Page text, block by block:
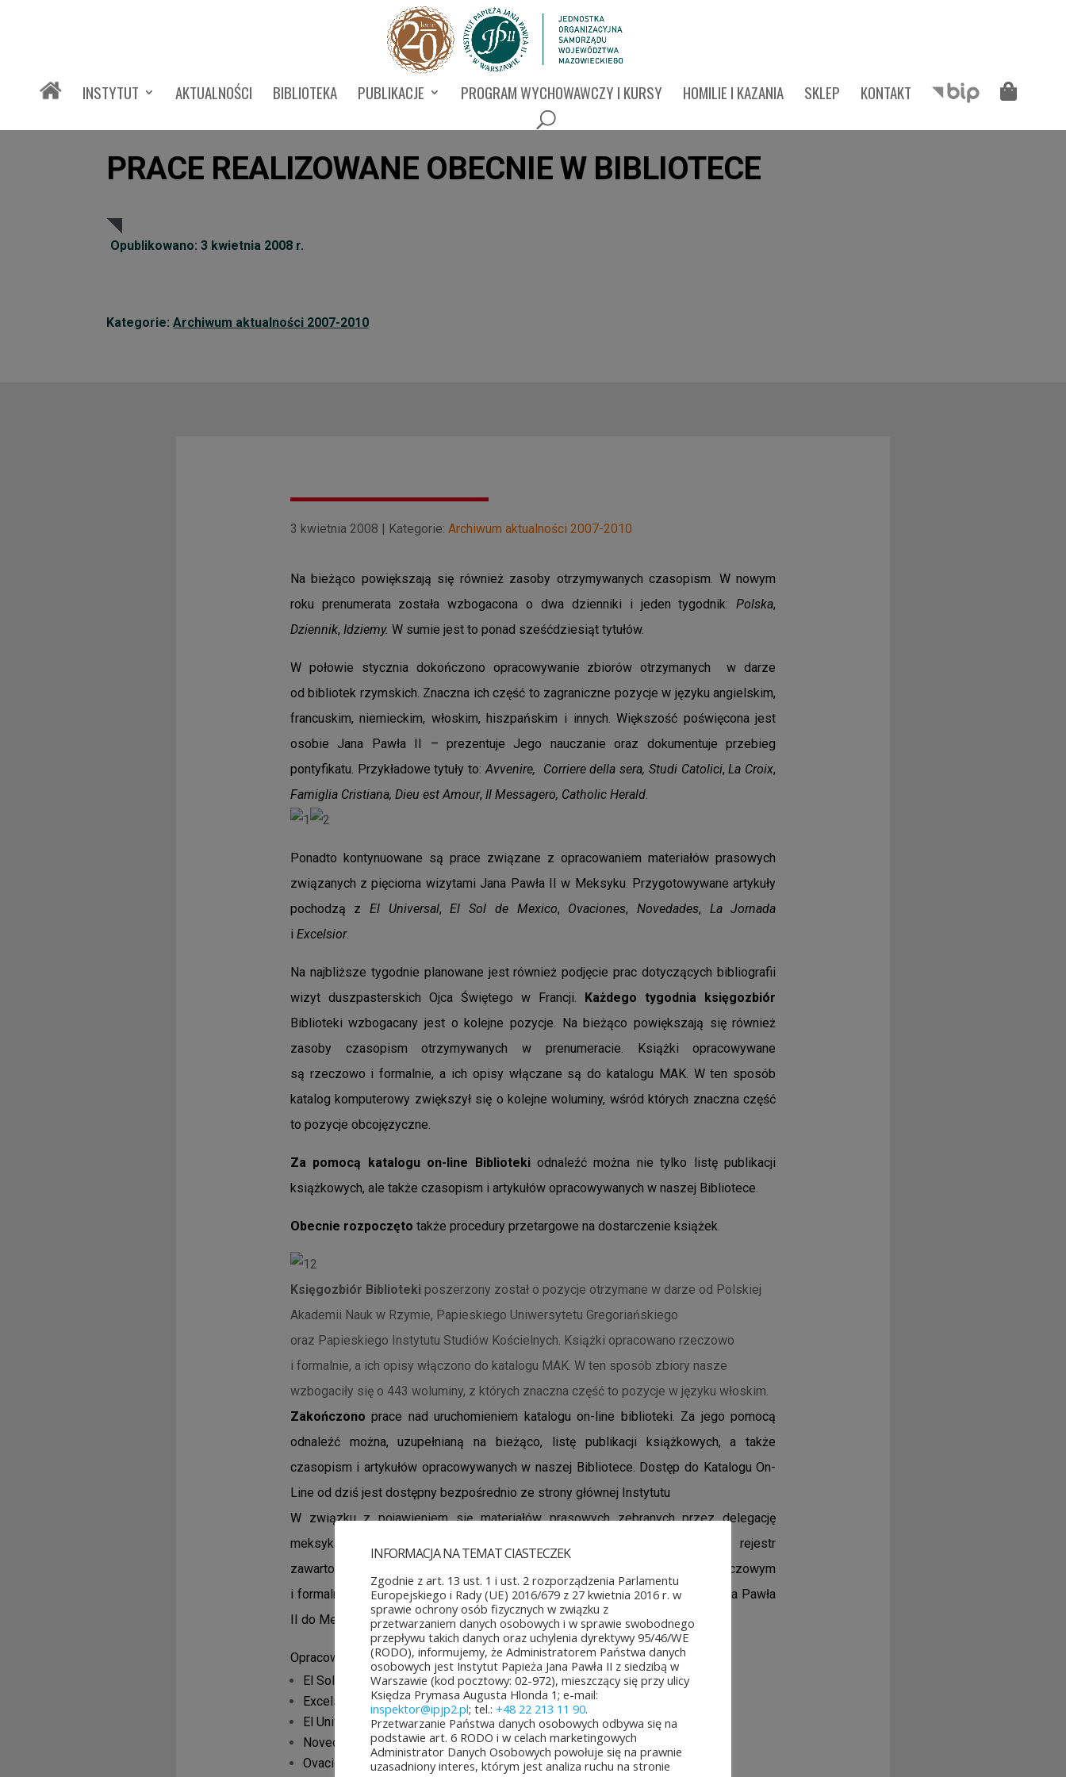
INSTYTUT AKTUALNOŚCI BIBLIOTEKA PUBLIKACJE PROGRAM WYCHOWAWCZY I KURSY HOMILIE I KAZANIA SKLEP KONTAKT
PRACE REALIZOWANE OBECNIE W BIBLIOTECE
Opublikowano: 3 kwietnia 2008 r.
Kategorie:Archiwum aktualności 2007-2010
3 kwietnia 2008 | Kategorie: Archiwum aktualności 2007-2010
Na bieżąco powiększają się również zasoby otrzymywanych czasopism. W nowym
roku prenumerata została wzbogacona o dwa dzienniki i jeden tygodnik:Polska,
Dziennik, Idziemy. W sumie jest to ponad sześćdziesiąt tytułów.
W połowie stycznia dokończono opracowywanie zbiorów otrzymanych w darze
od bibliotek rzymskich. Znaczna ich część to zagraniczne pozycje w języku angielskim,
francuskim, niemieckim, włoskim, hiszpańskim i innych. Większość poświęcona jest
osobie Jana Pawła II – prezentuje Jego nauczanie oraz dokumentuje przebieg
pontyfikatu. Przykładowe tytuły to:Avvenire, Corriere della sera, Studi Catolici,La Croix,
Famiglia Cristiana, Dieu est Amour, Il Messagero, Catholic Herald.
Ponadto kontynuowane są prace związane z opracowaniem materiałów prasowych
związanych z pięcioma wizytami Jana Pawła II w Meksyku. Przygotowywane artykuły
pochodzą zEl Universal, El Sol de Mexico, Ovaciones, Novedades, La Jornada
i Excelsior.
Na najbliższe tygodnie planowane jest również podjęcie prac dotyczących bibliografii
wizyt duszpasterskich Ojca Świętego w Francji. Każdego tygodnia księgozbiór
Biblioteki wzbogacany jest o kolejne pozycje. Na bieżąco powiększają się również
zasoby czasopism otrzymywanych w prenumeracie. Książki opracowywane
są rzeczowo i formalnie, a ich opisy włączane są do katalogu MAK. W ten sposób
katalog komputerowy zwiększył się o kolejne woluminy, wśród których znaczna część
to pozycje obcojęzyczne.
Za pomocą katalogu on-line Bibliotekiodnaleźć można nie tylko listę publikacji
książkowych, ale także czasopism i artykułów opracowywanych w naszej Bibliotece.
Obecnie rozpoczęto także procedury przetargowe na dostarczenie książek.
Księgozbiór Biblioteki poszerzony został o pozycje otrzymane w darze od Polskiej
Akademii Nauk w Rzymie, Papieskiego Uniwersytetu Gregoriańskiego
oraz Papieskiego Instytutu Studiów Kościelnych. Książki opracowano rzeczowo
i formalnie, a ich opisy włączono do katalogu MAK. W ten sposób zbiory nasze
wzbogaciły się o 443 woluminy, z których znaczna część to pozycje w języku włoskim.
Zakończono prace nad uruchomieniem katalogu on-line biblioteki. Za jego pomocą
odnaleźć można, uzupełnianą na bieżąco, listę publikacji książkowych, a także
czasopism i artykułów opracowywanych w naszej Bibliotece. Dostęp do Katalogu On-
Line od dziś jest dostępny bezpośrednio ze strony głównej Instytutu
W związku z pojawieniem się materiałów prasowych zebranych przez delegację
meksykańską przeorganizowano strukturę baz katalogowych tworząc rejestr
zawartości czasopism. Trwają obecnie prace nad opracowaniem rzeczowym
i formalnym artykułów ukazujących się w trakcie 5 pielgrzymek papieskich Jana Pawła
II do Meksyku.
Opracowane materiały pochodzą z następujących tytułów prasowych:
El Sol de Mexico
Excelsior
El Universal
Novedades
Ovaciones
INFORMACJA NA TEMAT CIASTECZEK
Zgodnie z art. 13 ust. 1 i ust. 2 rozporządzenia Parlamentu
Europejskiego i Rady (UE) 2016/679 z 27 kwietnia 2016 r. w
sprawie ochrony osób fizycznych w związku z
przetwarzaniem danych osobowych i w sprawie swobodnego
przepływu takich danych oraz uchylenia dyrektywy 95/46/WE
(RODO), informujemy, że Administratorem Państwa danych
osobowych jest Instytut Papieża Jana Pawła II z siedzibą w
Warszawie (kod pocztowy: 02-972), mieszczący się przy ulicy
Księdza Prymasa Augusta Hlonda 1; e-mail:
inspektor@ipjp2.pl; tel.: +48 22 213 11 90.
Przetwarzanie Państwa danych osobowych odbywa się na
podstawie art. 6 RODO i w celach marketingowych
Administrator Danych Osobowych powołuje się na prawnie
uzasadniony interes, którym jest analiza ruchu na stronie